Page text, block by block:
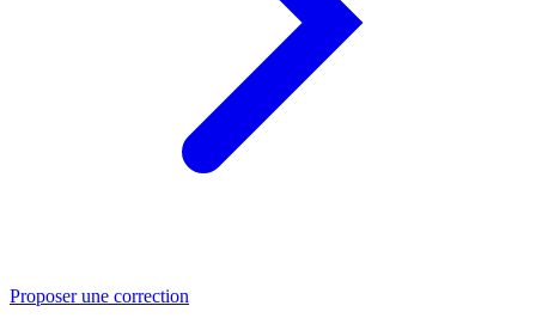
Proposer une correction